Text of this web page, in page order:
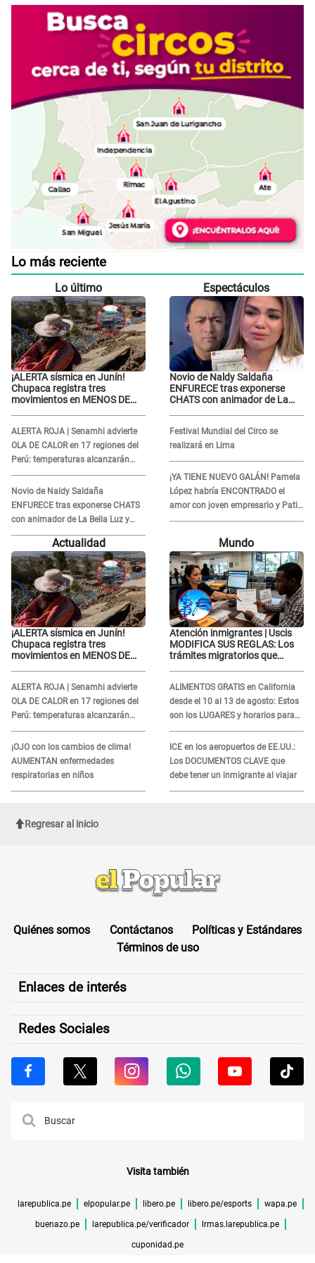
Lo más reciente
Lo último
¡ALERTA sísmica en Junín!
Chupaca registra tres
movimientos en MENOS DE
ALERTA ROJA | Senamhi advierte
OLA DE CALOR en 17 regiones del
Perú: temperaturas alcanzarán
hasta los 37 °C
Novio de Naldy Saldaña
ENFURECE tras exponerse CHATS
con animador de La Bella Luz y
ADVIERTE: "Estúp@&# que cree
Espectáculos
Novio de Naldy Saldaña
ENFURECE tras exponerse
CHATS con animador de La
Festival Mundial del Circo se
realizará en Lima
¡YA TIENE NUEVO GALÁN! Pamela
López habría ENCONTRADO el
amor con joven empresario y Pati
Lorena la ECHA en VIVO
Actualidad
¡ALERTA sísmica en Junín!
Chupaca registra tres
movimientos en MENOS DE
ALERTA ROJA | Senamhi advierte
OLA DE CALOR en 17 regiones del
Perú: temperaturas alcanzarán
hasta los 37 °C
¡OJO con los cambios de clima!
AUMENTAN enfermedades
respiratorias en niños
Mundo
Atención inmigrantes | Uscis
MODIFICA SUS REGLAS: Los
trámites migratorios que
ALIMENTOS GRATIS en California
desde el 10 al 13 de agosto: Estos
son los LUGARES y horarios para
recibir la ayuda
ICE en los aeropuertos de EE.UU.:
Los DOCUMENTOS CLAVE que
debe tener un inmigrante al viajar
Regresar al inicio
Quiénes somos Contáctanos
Políticas y Estándares
Términos de uso
Enlaces de interés
Redes Sociales
Visita también
larepublica.pe elpopular.pe libero.pe libero.pe/esports wapa.pe
buenazo.pe larepublica.pe/verificador lrmas.larepublica.pe
cuponidad.pe